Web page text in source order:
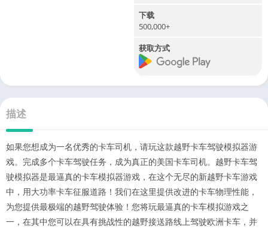
下载
500,000+
获取方式
描述
如果您想成为一名优秀的卡车司机，请玩这款越野卡车驾驶模拟器游
戏。完成多个卡车驾驶任务，成为真正的美国卡车司机。越野卡车驾
驶模拟器是最逼真的卡车模拟器游戏，在这个无尽的新越野卡车游戏
中，用大功率卡车征服道路！我们在这里提供改进的卡车物理性能，
为您提供最极端的越野驾驶体验！您将玩最逼真的卡车模拟游戏之
一，在其中您可以在具有挑战性的越野接送路线上驾驶欧洲卡车，并